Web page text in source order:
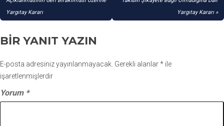
GEZINMESI
Yargıtay Kararı
Yargıtay Kararı
BIR YANIT YAZIN
E-posta adresiniz yayınlanmayacak. Gerekli alanlar* ile
işaretlenmişlerdir
Yorum *